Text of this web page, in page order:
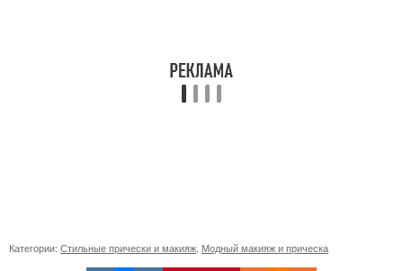
Категории: Стильные прически и макияж Модный макияж и прическа